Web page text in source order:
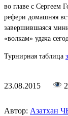
во главе с Сергеем
рефери домашняя
завершившаяся
«волкам» удача
Турнирная таблица
23.08.2015
Автор: Азатхан